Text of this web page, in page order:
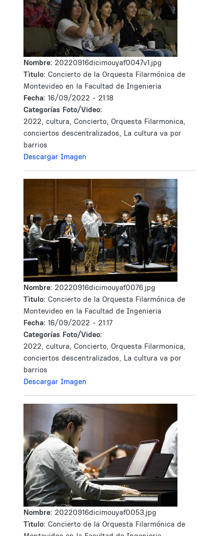
Nombre: 20220916dicimouyaf0047v1.jpg
Tìtulo: Concierto de la Orquesta Filarmónica de
Montevideo en la Facultad de Ingenieria
Fecha: 16/09/2022 - 21:18
Categorías Foto/Video:
2022, cultura, Concierto, Orquesta Filarmonica,
conciertos descentralizados, La cultura va por
barrios
Descargar Imagen
Nombre: 20220916dicimouyaf0076.jpg
Tìtulo: Concierto de la Orquesta Filarmónica de
Montevideo en la Facultad de Ingenieria
Fecha: 16/09/2022 - 21:17
Categorías Foto/Video:
2022, cultura, Concierto, Orquesta Filarmonica,
conciertos descentralizados, La cultura va por
barrios
Descargar Imagen
Nombre: 20220916dicimouyaf0053.jpg
Tìtulo: Concierto de la Orquesta Filarmónica de